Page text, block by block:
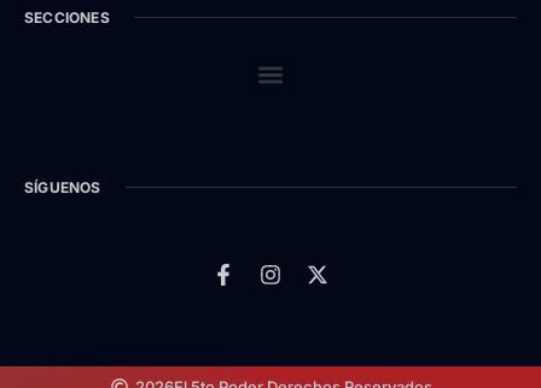
SECCIONES
SÍGUENOS